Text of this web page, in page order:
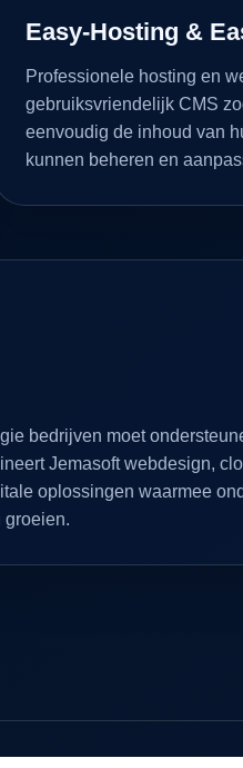
Easy-Hosting &
Professionele hosting en
gebruiksvriendelijk CMS
eenvoudig de inhoud van
kunnen beheren en
bedrijven moet
Jemasoft webdesign,
oplossingen waarmee
groeien.